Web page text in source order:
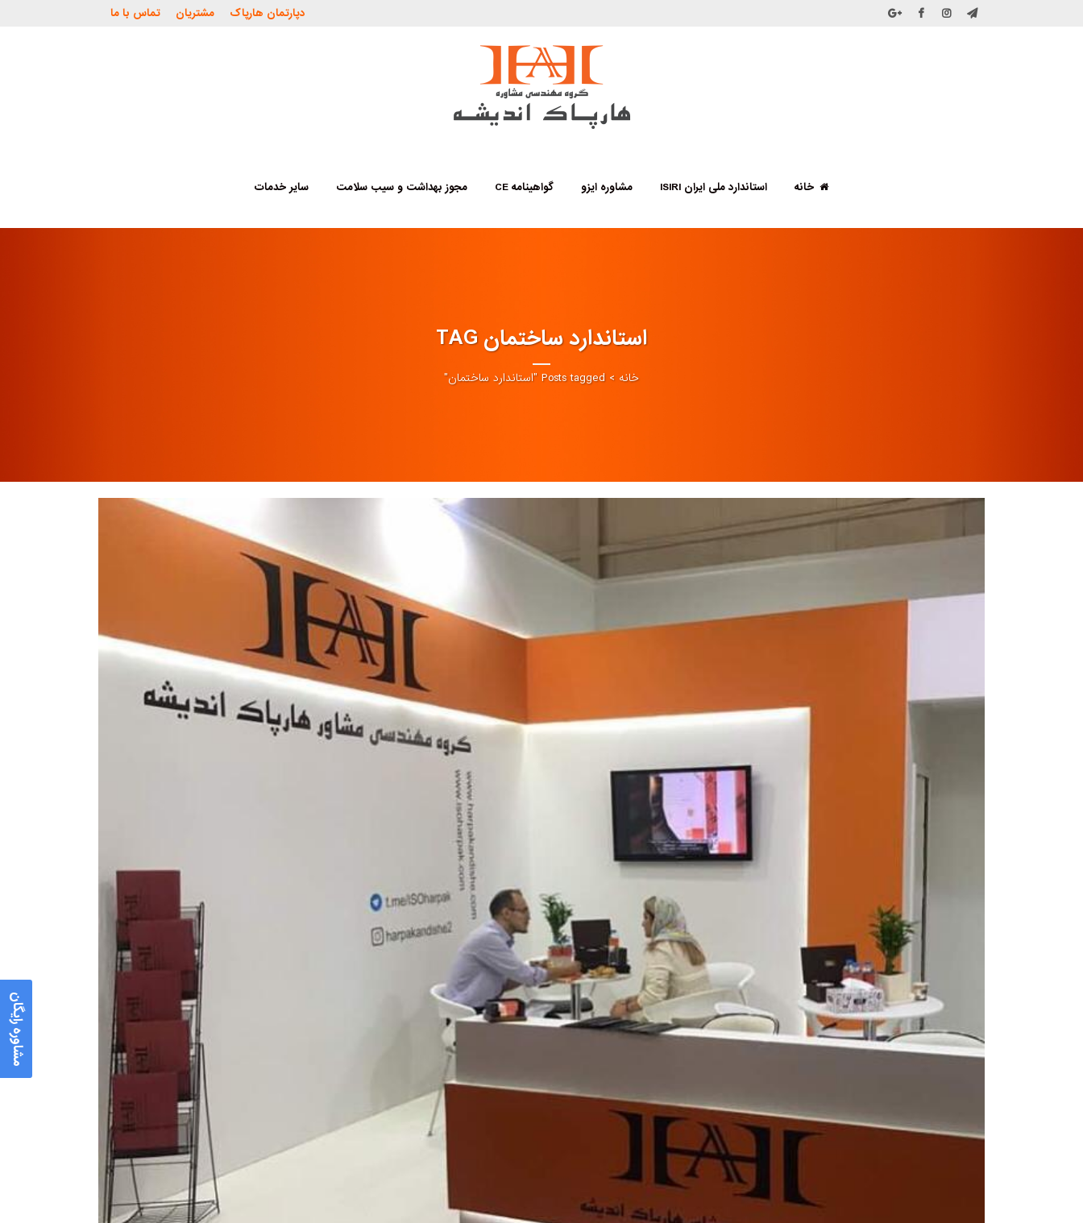
دپارتمان هارپاک مشتریان تماس با ما
خانه استاندارد ملی ایران ISIRI مشاوره ایزو گواهینامه CE مجوز بهداشت و سیب سلامت سایر خدمات
استاندارد ساختمان TAG
خانه > Posts tagged "استاندارد ساختمان"
مشاوره رایگان